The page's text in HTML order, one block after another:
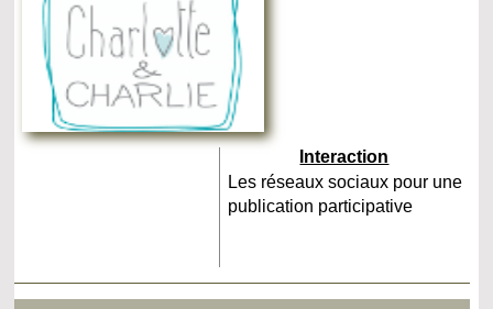
Interaction
Les réseaux sociaux pour une
publication participative